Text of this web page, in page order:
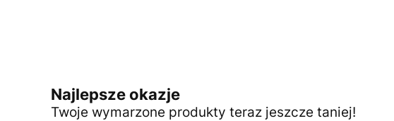
Najlepsze okazje
Twoje wymarzone produkty teraz jeszcze taniej!